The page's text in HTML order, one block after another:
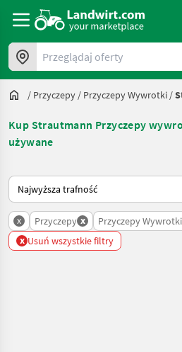
Przeglądaj oferty
/ Przyczepy / Przyczepy Wywrotki /
Kup Strautmann Przyczepy
używane
Tak sortuje się na Landwirt.com
x Przyczepy x Przyczepy Wywrotki
x Usuń wszystkie filtry